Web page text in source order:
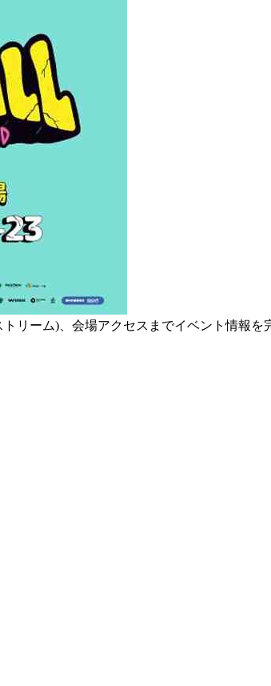
リーム)、会場アクセスまでイベント情報を